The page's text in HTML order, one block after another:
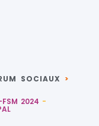
SOCIAUX >
FSM 2024 -